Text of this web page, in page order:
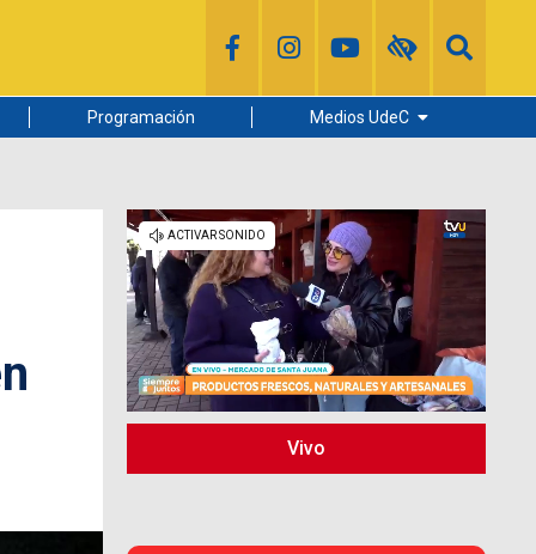
Programación Medios UdeC
Radio UdeC
Noticias UdeC
La Discusión
Vivo